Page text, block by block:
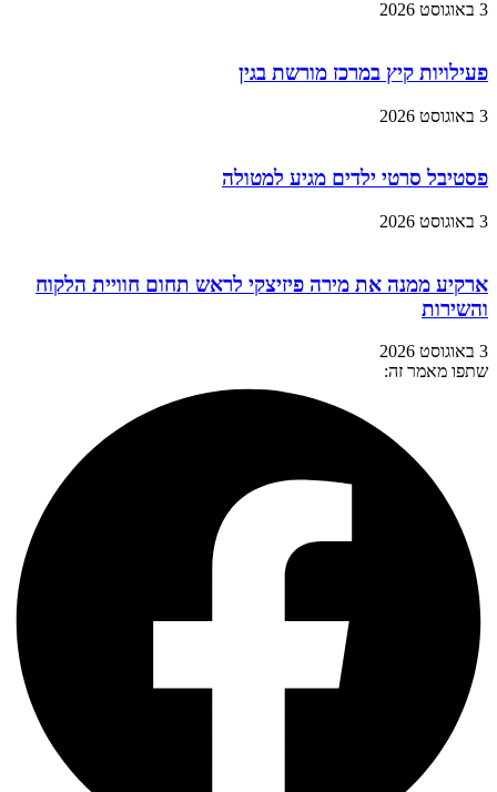
3 באוגוסט 2026
פעילויות קיץ במרכז מורשת בגין
3 באוגוסט 2026
פסטיבל סרטי ילדים מגיע למטולה
3 באוגוסט 2026
ארקיע ממנה את מירה פיזיצקי לראש תחום חוויית הלקוח
והשירות
3 באוגוסט 2026
שתפו מאמר זה: